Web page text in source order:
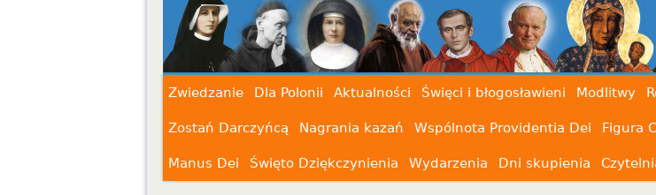
Zwiedzanie Dla Polonii Aktualności Święci i błogosławieni Modlitwy
Zostań Darczyńcą Nagrania kazań Wspólnota Providentia Dei Figura
Manus Dei Święto Dziękczynienia Wydarzenia Dni skupienia